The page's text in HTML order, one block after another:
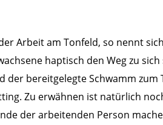
Arbeit am Tonfeld, so nennt
haptisch den Weg zu
der bereitgelegte Schwamm
Zu erwähnen ist natürlich
der arbeitenden Person